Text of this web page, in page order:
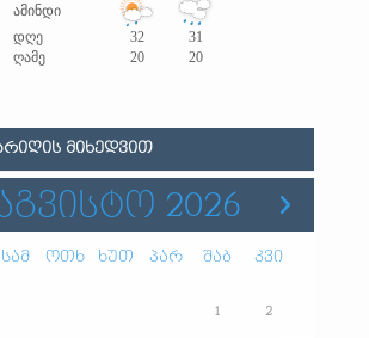
ამინდი
დღე
32
31
ღამე
20 20
ᲛᲘᲮᲔᲓᲕᲘᲗ
2026
სამ ოთხ ხუთ პარ შაბ კვი
1 2